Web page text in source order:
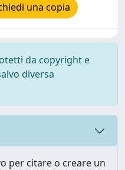
una copia
da copyright e
diversa
per citare o creare un